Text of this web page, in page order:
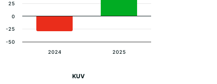
2024 2025
-50
-25
0
25
KUV